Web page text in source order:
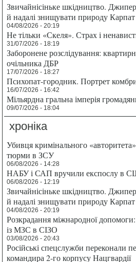
Звичайнісіньке шкідництво.
й надалі знищувати природу Карпат
04/08/2026 - 20:19
Не тільки «Скеля». Страх і
31/07/2026 - 18:19
Заборонене розслідування:
очільника ДБР
17/07/2026 - 18:27
Психопат-городник. Портрет
16/07/2026 - 16:42
Мільярдна гральна імперія
09/07/2026 - 18:04
хроніка
Убивця кримінального
тюрми в ЗСУ
06/08/2026 - 14:28
НАБУ і САП вручили експослу в
06/08/2026 - 12:19
Звичайнісіньке шкідництво.
й надалі знищувати природу Карпат
04/08/2026 - 20:19
Розкрадання міжнародної
із МЗС в СІЗО
03/08/2026 - 20:43
Російські спецслужби переконали
командира 2-го корпусу Нацгвардії